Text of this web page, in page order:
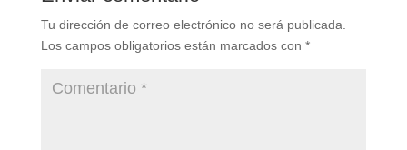
Tu dirección de correo electrónico no será publicada.
Los campos obligatorios están marcados con *